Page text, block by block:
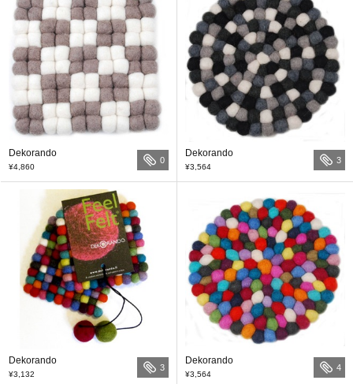
Dekorando
¥4,860
0
Dekorando
¥3,564
3
Dekorando
¥3,132
3
Dekorando
¥3,564
4